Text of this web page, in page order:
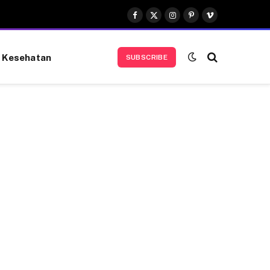
Facebook
X
(Twitter)
Instagram
Pinterest
Vimeo
Kesehatan SUBSCRIBE